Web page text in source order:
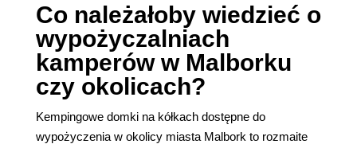
Co należałoby wiedzieć o
wypożyczalniach
kamperów w Malborku
czy okolicach?
Kempingowe domki na kółkach dostępne do
wypożyczenia w okolicy miasta Malbork to rozmaite